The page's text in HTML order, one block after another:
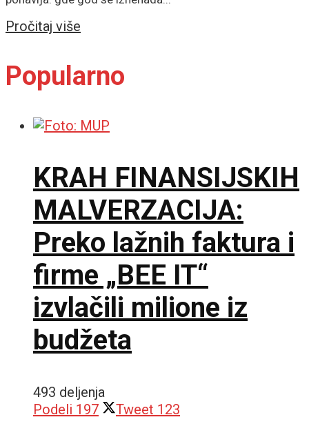
Pročitaj više
Popularno
KRAH FINANSIJSKIH
MALVERZACIJA:
Preko lažnih faktura i
firme „BEE IT“
izvlačili milione iz
budžeta
493 deljenja
Podeli 197 Tweet 123